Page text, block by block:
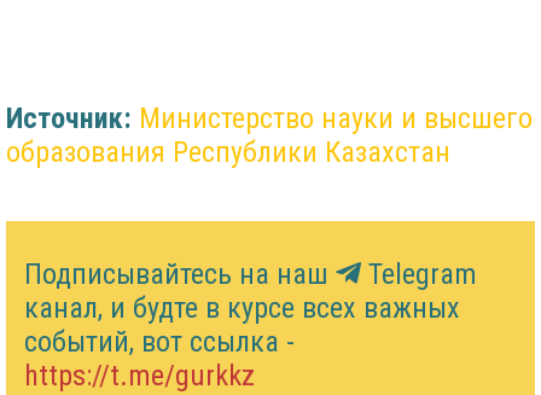
Источник: Министерство науки и высшего
образования Республики Казахстан
Подписывайтесь на наш
Telegram
канал, и будте в курсе всех важных
событий, вот ссылка -
https://t.me/gurkkz